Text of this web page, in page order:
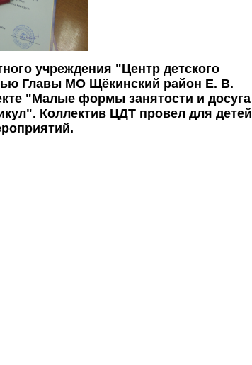
учреждения "Центр детского
Главы МО Щёкинский район Е. В.
"Малые формы занятости и досуга
Коллектив ЦДТ провел для детей